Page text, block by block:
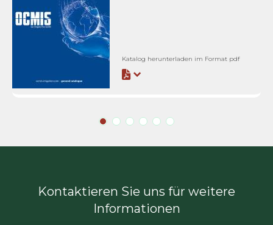
Katalog herunterladen im Format pdf
Kontaktieren Sie uns für weitere
Informationen